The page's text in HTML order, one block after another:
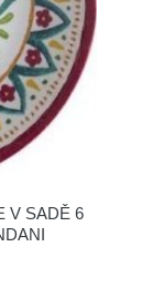
V SADĚ 6